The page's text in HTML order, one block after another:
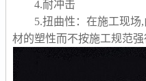
4.耐冲击
5.扭曲性：在施工现场,
材的塑性而不按施工规范